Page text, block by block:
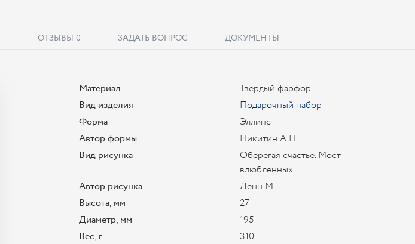
ОТЗЫВЫ 0 ЗАДАТЬ ВОПРОС ДОКУМЕНТЫ
Материал
Твердый фарфор
Вид изделия
Подарочный набор
Форма
Эллипс
Автор формы
Никитин А.П.
Вид рисунка
Оберегая счастье. Мост
влюбленных
Автор рисунка
Ленн М.
Высота, мм
27
Диаметр, мм
195
Вес, г
310